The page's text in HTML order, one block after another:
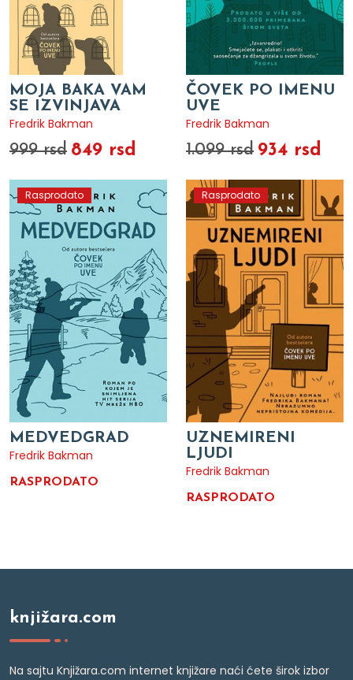
MOJA BAKA VAM
SE IZVINJAVA
Fredrik Bakman
999 rsd 849 rsd
ČOVEK PO IMENU
UVE
Fredrik Bakman
1.099 rsd 934 rsd
Rasprodato
MEDVEDGRAD
Fredrik Bakman
RASPRODATO
Rasprodato
UZNEMIRENI
LJUDI
Fredrik Bakman
RASPRODATO
knjižara.com
Na sajtu Knjižara.com internet knjižare naći ćete širok izbor